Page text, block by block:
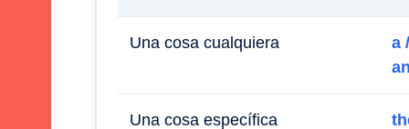
Una cosa cualquiera
a /
Una cosa específica